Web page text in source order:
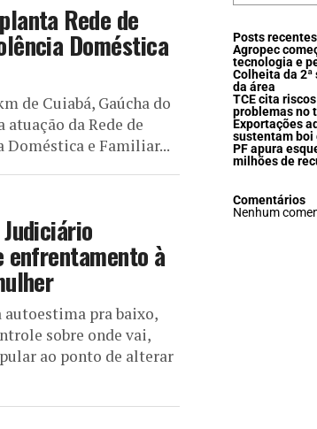
Rede de
Doméstica
de Cuiabá, Gaúcha do
da Rede de
e Familiar...
à
pra baixo,
sobre onde vai,
ao ponto de alterar
Posts recentes
Agropec
tecnologia e
Colheita da 2ª
da área
TCE cita
problemas no
Exportações
sustentam boi
PF apura
milhões de
Comentários
Nenhum